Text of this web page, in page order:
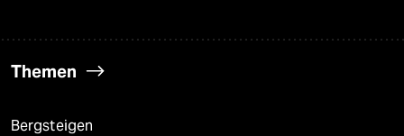
Themen
Bergsteigen